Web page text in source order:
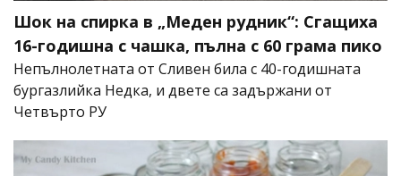
Шок на спирка в „Меден рудник“: Сгащиха
16-годишна с чашка, пълна с 60 грама пико
Непълнолетната от Сливен била с 40-годишната
бургазлийка Недка, и двете са задържани от
Четвърто РУ